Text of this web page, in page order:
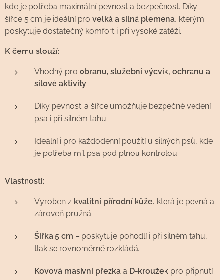
kde je potřeba maximální pevnost a bezpečnost. Díky
šířce 5 cm je ideální pro velká a silná plemena, kterým
poskytuje dostatečný komfort i při vysoké zátěži.
K čemu slouží:
Vhodný pro obranu, služební výcvik, ochranu a
silové aktivity.
Díky pevnosti a šířce umožňuje bezpečné vedení
psa i při silném tahu.
Ideální i pro každodenní použití u silných psů, kde
je potřeba mít psa pod plnou kontrolou.
Vlastnosti:
Vyroben z kvalitní přírodní kůže, která je pevná a
zároveň pružná.
Šířka 5 cm – poskytuje pohodlí i při silném tahu,
tlak se rovnoměrně rozkládá.
Kovová masivní přezka a D-kroužek pro připnutí